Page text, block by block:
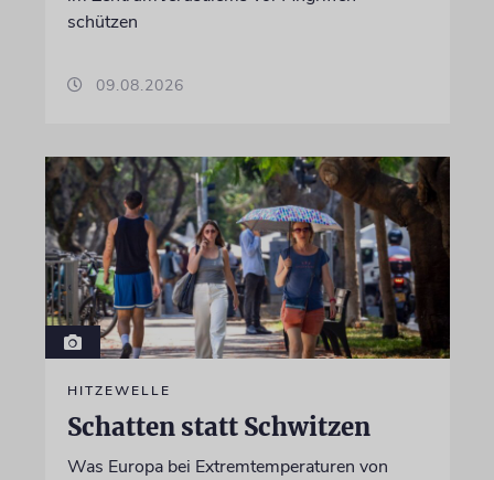
schützen
09.08.2026
HITZEWELLE
Schatten statt Schwitzen
Was Europa bei Extremtemperaturen von